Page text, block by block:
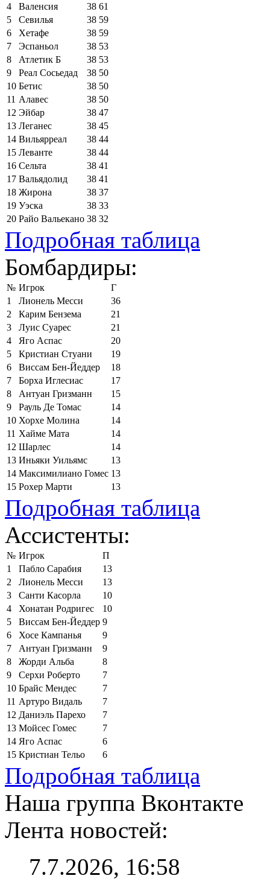
4
Валенсия 38 61
5
Севилья 38 59
6
Хетафе 38 59
7
Эспаньол 38 53
8
Атлетик Б 38 53
9
Реал Сосьедад 38 50
10 Бетис 38 50
11 Алавес 38 50
12 Эйбар 38 47
13 Леганес 38 45
14 Вильярреал 38 44
15 Леванте 38 44
16 Сельта 38 41
17 Вальядолид 38 41
18 Жирона 38 37
19 Уэска 38 33
20 Райо Вальекано 38 32
Подробная таблица
Бомбардиры:
№ Игрок
Г
1
Лионель Месси
36
2
Карим Бензема
21
3
Луис Суарес
21
4
Яго Аспас
20
5
Кристиан Стуани
19
6
Виссам Бен-Йеддер
18
7
Борха Иглесиас
17
8
Антуан Гризманн
15
9
Рауль Де Томас
14
10 Хорхе Молина
14
11 Хайме Мата
14
12 Шарлес
14
13 Иньяки Уильямс
13
14 Максимилиано Гомес 13
15 Рохер Марти 13
Подробная таблица
Ассистенты:
№ Игрок
П
1
Пабло Сарабия
13
2
Лионель Месси
13
3
Санти Касорла
10
4
Хонатан Родригес
10
5
Виссам Бен-Йеддер 9
6
Хосе Кампанья
9
7
Антуан Гризманн
9
8
Жорди Альба
8
9
Серхи Роберто
7
10 Брайс Мендес
7
11 Артуро Видаль
7
12 Даниэль Парехо
7
13 Мойсес Гомес
7
14 Яго Аспас
6
15 Кристиан Тельо 6
Подробная таблица
Наша группа Вконтакте
Лента новостей:
7.7.2026, 16:58